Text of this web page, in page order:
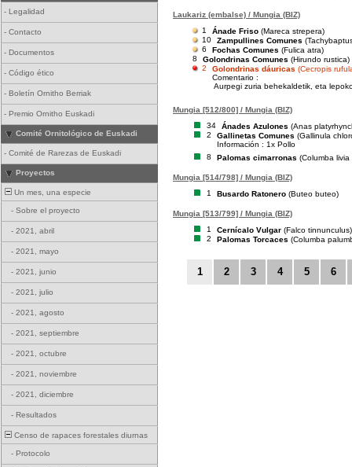
- Legalidad
- Contacto
- Documentos
- Código ético
- Boletín Ornitho Berriak
- Premio Ornitho Euskadi
Comité Ornitológico de Euskadi
- Comité de Rarezas de Euskadi
Proyectos
Un mes, una especie
- Sobre el proyecto
- 2021, abril
- 2021, mayo
- 2021, junio
- 2021, julio
- 2021, agosto
- 2021, septiembre
- 2021, octubre
- 2021, noviembre
- 2021, diciembre
- Resultados
Censo de rapaces forestales diurnas
- Protocolo
Laukariz (embalse) / Mungia (BIZ)
1
Ánade Friso (Mareca strepera)
10
Zampullines Comunes
6
Fochas Comunes (Fulica atra)
8
Golondrinas Comunes (Hirundo rustica)
2
Golondrinas dáuricas (Cecropis
Comentario :
Aurpegi zuria behekaldetik, eta
Mungia [512/800] / Mungia (BIZ)
34
Ánades Azulones (Anas
2
Gallinetas Comunes (Gallinula
Información : 1x Pollo
8
Palomas cimarronas (Columba
Mungia [514/798] / Mungia (BIZ)
1
Busardo Ratonero (Buteo buteo)
Mungia [513/799] / Mungia (BIZ)
1
Cernícalo Vulgar (Falco tinnunculus)
2
Palomas Torcaces (Columba
1 2 3 4 5 6